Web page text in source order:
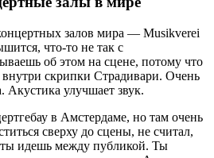
залов мира — Musikverei
что-то не так с
об этом на сцене, потому что
внутри скрипки Страдивари. Очень
Акустика улучшает звук.
в Амстердаме, но там очень
сверху до сцены, не считал,
ты идешь между публикой. Ты